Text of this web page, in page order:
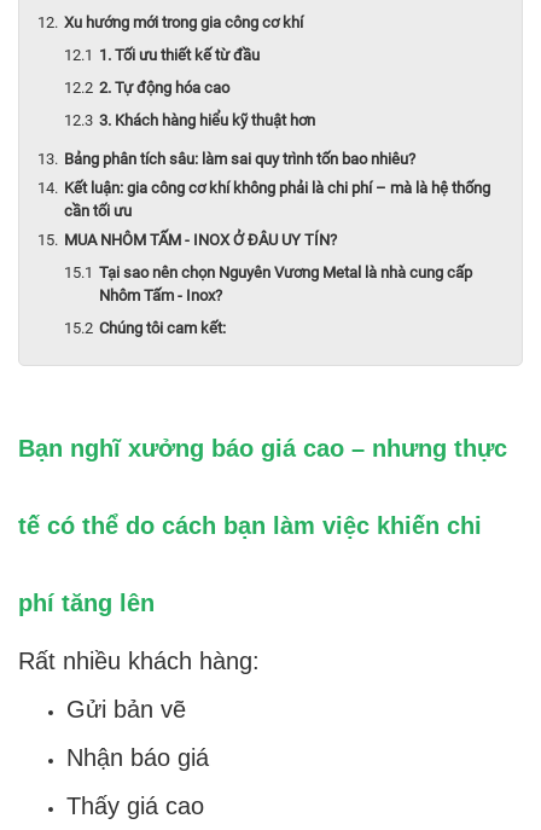
Xu hướng mới trong gia công cơ khí
1. Tối ưu thiết kế từ đầu
2. Tự động hóa cao
3. Khách hàng hiểu kỹ thuật hơn
Bảng phân tích sâu: làm sai quy trình tốn bao nhiêu?
Kết luận: gia công cơ khí không phải là chi phí – mà là hệ thống
cần tối ưu
MUA NHÔM TẤM - INOX Ở ĐÂU UY TÍN?
Tại sao nên chọn Nguyên Vương Metal là nhà cung cấp
Nhôm Tấm - Inox?
Chúng tôi cam kết:
Bạn nghĩ xưởng báo giá cao – nhưng thực
tế có thể do cách bạn làm việc khiến chi
phí tăng lên
Rất nhiều khách hàng:
Gửi bản vẽ
Nhận báo giá
Thấy giá cao